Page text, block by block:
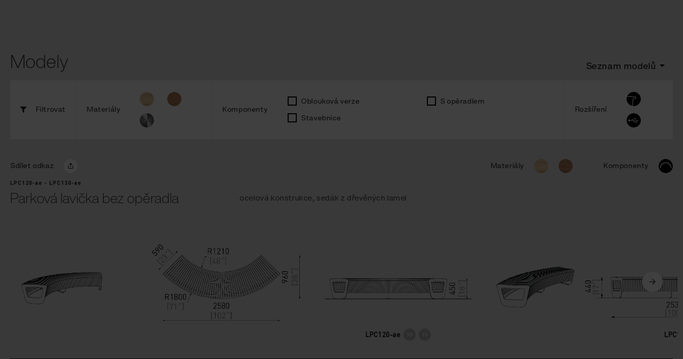
Modely Seznam modelů
Filtrovat Materiály Komponenty
Oblouková verze
S opěradlem
Stavebnice
Rozšíření
Sdílet odkaz Materiály Komponenty
LPC120-ae - LPC130-ae
Parková lavička bez opěradla ocelová konstrukce, sedák z dřevěných lamel
LPC120-ae